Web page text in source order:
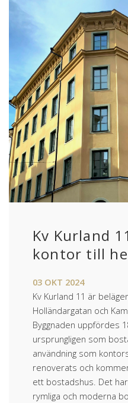
Kv Kurland
kontor till
03 OKT 2024
Kv Kurland 11 är
Holländargatan och
Byggnaden uppfördes
ursprungligen som
användning som
renoverats och
ett bostadshus. Det
rymliga och moderna